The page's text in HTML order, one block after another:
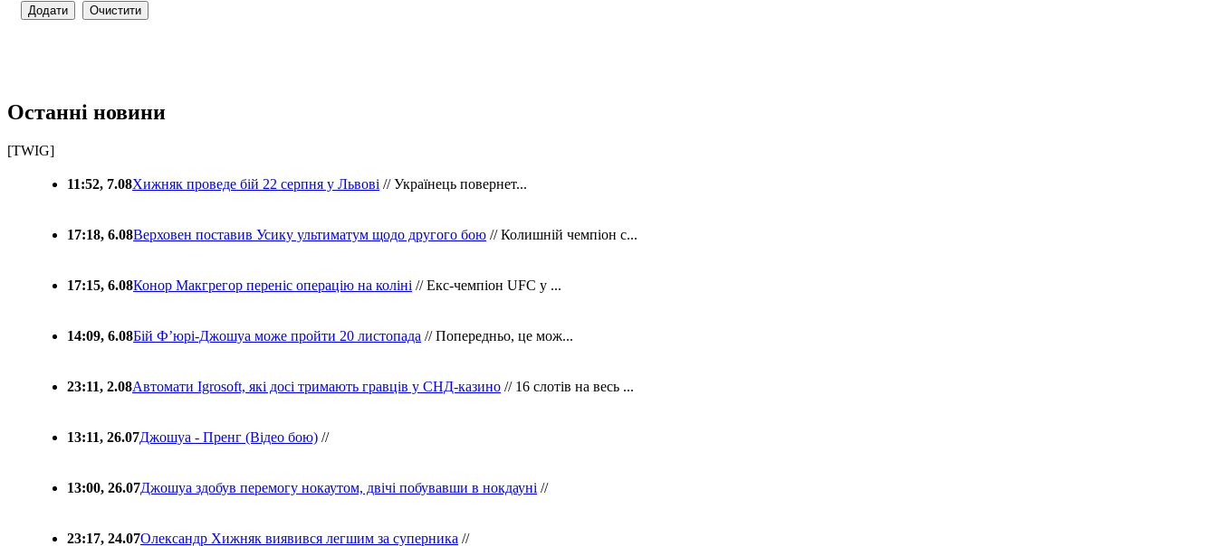
Останні новини
[TWIG]
11:52, 7.08Хижняк проведе бій 22 серпня у Львові // Українець повернет...
17:18, 6.08Верховен поставив Усику ультиматум щодо другого бою // Колишній чемпіон с...
17:15, 6.08Конор Макгрегор переніс операцію на коліні // Екс-чемпіон UFC у ...
14:09, 6.08Бій Ф’юрі-Джошуа може пройти 20 листопада // Попередньо, це мож...
23:11, 2.08Автомати Igrosoft, які досі тримають гравців у СНД-казино // 16 слотів на весь ...
13:11, 26.07Джошуа - Пренг (Відео бою) //
13:00, 26.07Джошуа здобув перемогу нокаутом, двічі побувавши в нокдауні //
23:17, 24.07Олександр Хижняк виявився легшим за суперника //